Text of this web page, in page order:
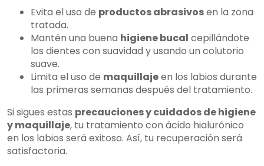
Evita el uso de productos abrasivosen la zona
tratada.
Mantén una buena higiene bucal cepillándote
los dientes con suavidad y usando un colutorio
suave.
Limita el uso de maquillajeen los labios durante
las primeras semanas después del tratamiento.
Si sigues estas precauciones y cuidados de higiene
y maquillaje, tu tratamiento con ácido hialurónico
en los labios será exitoso. Así, tu recuperación será
satisfactoria.